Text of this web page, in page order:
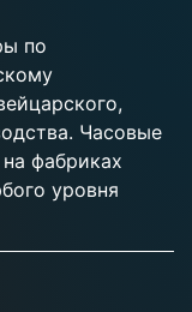
по
Часовые
фабриках
уровня